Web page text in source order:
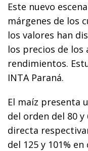
Este nuevo
márgenes de los
los valores han
los precios de los
rendimientos.
INTA Paraná.
El maíz presenta
del orden del 80 y
directa
del 125 y 101%